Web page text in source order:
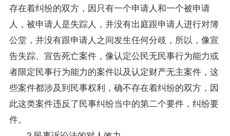
存在着纠纷的双方，因只有一个申请人和一个被申请
人，被申请人是失踪人，并没有出庭跟申请人进行对簿
公堂，并没有跟申请人之间发生任何分歧，所以，像宣
告失踪、宣告死亡案件，像认定公民无民事行为能力或
者限定民事行为能力的案件以及认定财产无主案件，这
些案件都涉及到民事权利，确不存在着纠纷的双方，因
此这类案件违反了民事纠纷当中的第二个要件，纠纷要
件。